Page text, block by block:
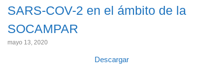
SARS-COV-2 en el ámbito de la
SOCAMPAR
mayo 13, 2020
Descargar